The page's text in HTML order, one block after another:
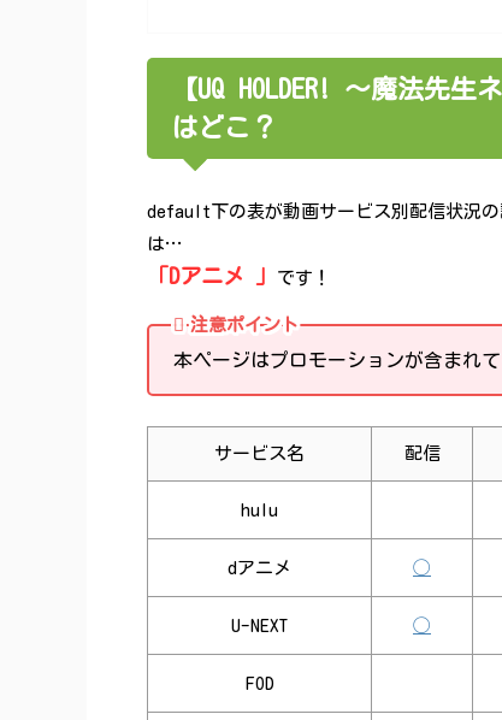
【UQ HOLDER! ～魔法先
はどこ？
default下の表が動画サービス別配信状況
は…
「Dアニメ 」 です！
注意ポイント
本ページはプロモーションが含まれ
サービス名 配信
hulu
dアニメ ◯
U-NEXT ◯
FOD